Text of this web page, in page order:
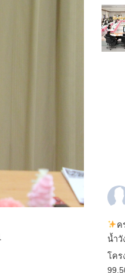
ค
น้ำวั
โคร